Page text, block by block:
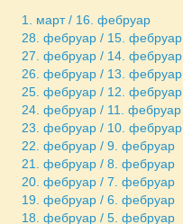
1. март / 16. фебруар
28. фебруар / 15. фебруар
27. фебруар / 14. фебруар
26. фебруар / 13. фебруар
25. фебруар / 12. фебруар
24. фебруар / 11. фебруар
23. фебруар / 10. фебруар
22. фебруар / 9. фебруар
21. фебруар / 8. фебруар
20. фебруар / 7. фебруар
19. фебруар / 6. фебруар
18. фебруар / 5. фебруар